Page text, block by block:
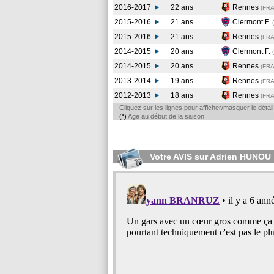
2016-2017
22 ans Rennes (FRA
2015-2016
21 ans Clermont F.
2015-2016
21 ans Rennes (FRA
2014-2015
20 ans Clermont F.
2014-2015
20 ans Rennes (FRA
2013-2014
19 ans Rennes (FRA
2012-2013
18 ans Rennes (FRA
Cliquez sur les lignes pour afficher/masquer le
(*) Age au début de la saison
Votre AVIS sur Adrien HUNOU